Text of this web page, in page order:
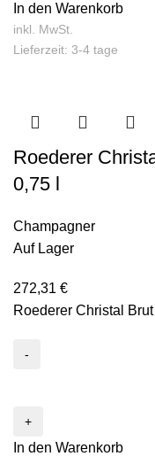
In den Warenkorb
inkl. MwSt.
Lieferzeit: 3-4 tage
Roederer
0,75 l
Champagner
Auf Lager
272,31 €
Roederer Christal
In den Warenkorb